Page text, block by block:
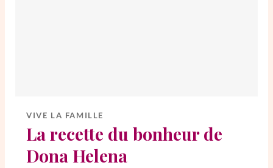
Lifestyle
PersonnElles
VIVE LA FAMILLE
La recette du bonheur de
Dona Helena